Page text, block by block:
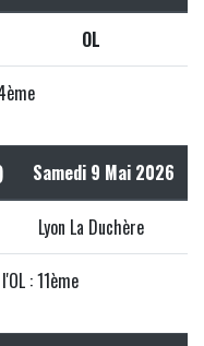
OL
Samedi 9 Mai 2026
Lyon La Duchère
: 11ème